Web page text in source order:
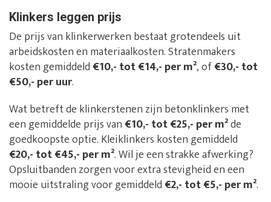
Klinkers leggen prijs
De prijs van klinkerwerken bestaat grotendeels uit
arbeidskosten en materiaalkosten. Stratenmakers
kosten gemiddeld €10,- tot €14,- per m², of€30,- tot
€50,- per uur.
Wat betreft de klinkerstenen zijn betonklinkers met
een gemiddelde prijs van €10,- tot €25,- per m²de
goedkoopste optie. Kleiklinkers kosten gemiddeld
€20,- tot €45,- per m². Wil je een strakke afwerking?
Opsluitbanden zorgen voor extra stevigheid en een
mooie uitstraling voor gemiddeld €2,- tot €5,- per m².